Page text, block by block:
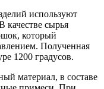
используют
качестве сырья
который
Полученная
1200 градусов.
материал, в составе